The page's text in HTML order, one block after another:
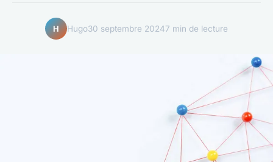
H Hugo30 septembre 20247 min de lecture